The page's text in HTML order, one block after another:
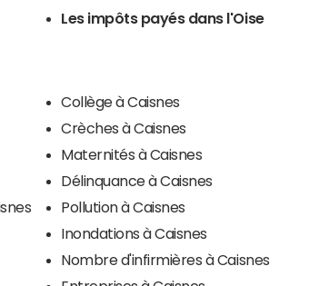
Les impôts payés dans l'Oise
Collège à Caisnes
Crèches à Caisnes
Maternités à Caisnes
Délinquance à Caisnes
Pollution à Caisnes
Inondations à Caisnes
Nombre d'infirmières à Caisnes